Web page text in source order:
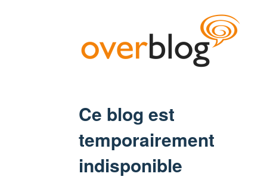
Ce blog est
temporairement
indisponible